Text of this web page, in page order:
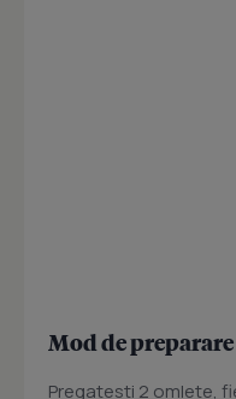
Mod de preparare
Pregatesti 2 omlete,